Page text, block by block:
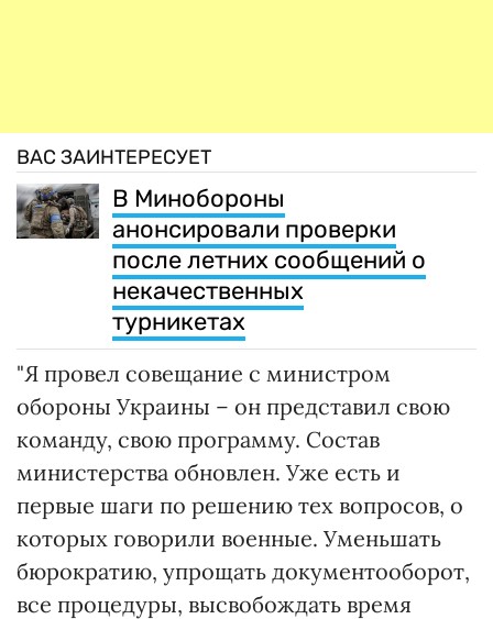
ВАС ЗАИНТЕРЕСУЕТ
В Минобороны
анонсировали проверки
после летних сообщений о
некачественных
турникетах
"Я провел совещание с министром
обороны Украины – он представил свою
команду, свою программу. Состав
министерства обновлен. Уже есть и
первые шаги по решению тех вопросов, о
которых говорили военные. Уменьшать
бюрократию, упрощать документооборот,
все процедуры, высвобождать время